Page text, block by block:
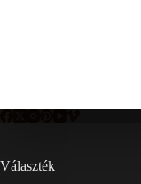
Választék